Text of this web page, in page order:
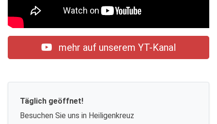
mehr auf unserem YT-Kanal
Täglich geöffnet!
Besuchen Sie uns in Heiligenkreuz